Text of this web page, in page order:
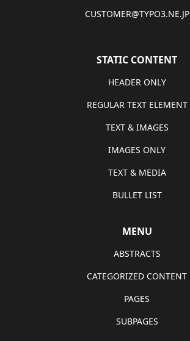
CUSTOMER@TYPO3.NE.JP
STATIC CONTENT
HEADER ONLY
REGULAR TEXT ELEMENT
TEXT & IMAGES
IMAGES ONLY
TEXT & MEDIA
BULLET LIST
MENU
ABSTRACTS
CATEGORIZED CONTENT
PAGES
SUBPAGES